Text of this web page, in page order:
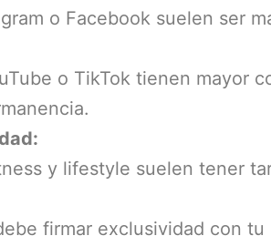
o Facebook suelen ser
o TikTok tienen mayor
y lifestyle suelen tener
firmar exclusividad con tu